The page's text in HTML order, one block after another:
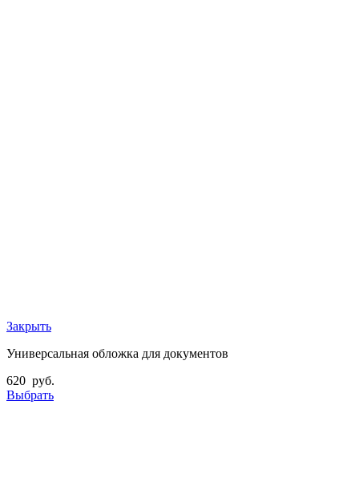
Закрыть
Универсальная обложка для документов
620 руб.
Выбрать